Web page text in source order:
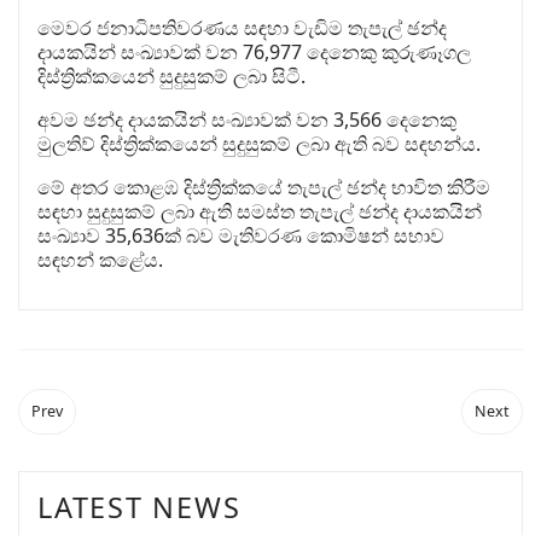
මෙවර ජනාධිපතිවරණය සඳහා වැඩිම තැපැල් ඡන්ද
දායකයින් සංඛ්‍යාවක් වන 76,977 දෙනෙකු කුරුණෑගල
දිස්ත්‍රික්කයෙන් සුදුසුකම් ලබා සිටී.
අවම ඡන්ද දායකයින් සංඛ්‍යාවක් වන 3,566 දෙනෙකු
මුලතිව් දිස්ත්‍රික්කයෙන් සුදුසුකම් ලබා ඇති බව සඳහන්ය.
මේ අතර කොළඹ දිස්ත්‍රික්කයේ තැපැල් ඡන්ද භාවිත කිරීම
සඳහා සුදුසුකම් ලබා ඇති සමස්ත තැපැල් ඡන්ද දායකයින්
සංඛ්‍යාව 35,636ක් බව මැතිවරණ කොමිෂන් සභාව
සඳහන් කළේය.
Prev Next
LATEST NEWS